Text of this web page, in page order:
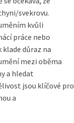
svekrovu.
kvůli
práce nebo
důraz na
mezi oběma
a hledat
jsou klíčové pro
a